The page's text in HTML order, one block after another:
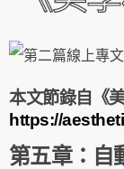
本文節錄自《
https://
第五章：自